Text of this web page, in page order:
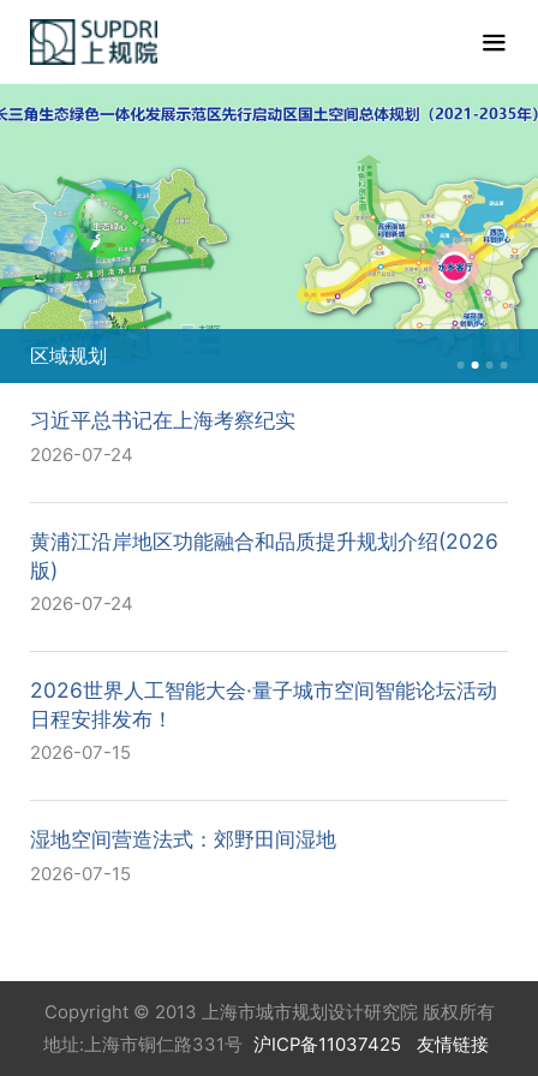
区域规划
习近平总书记在上海考察纪实
2026-07-24
黄浦江沿岸地区功能融合和品质提升规划介绍(2026
版)
2026-07-24
2026世界人工智能大会·量子城市空间智能论坛活动
日程安排发布！
2026-07-15
湿地空间营造法式：郊野田间湿地
2026-07-15
Copyright © 2013 上海市城市规划设计研究院 版权所有
地址:上海市铜仁路331号 沪ICP备11037425 友情链接